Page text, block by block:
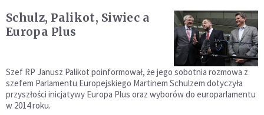
Schulz, Palikot, Siwiec a
Europa Plus
Szef RP Janusz Palikot poinformował, że jego sobotnia rozmowa z
szefem Parlamentu Europejskiego Martinem Schulzem dotyczyła
przyszłości inicjatywy Europa Plus oraz wyborów do europarlamentu
w 2014 roku.